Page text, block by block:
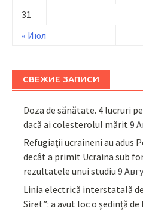
« Июл
31
СВЕЖИЕ ЗАПИСИ
Doza de sănătate. 4 lucruri
dacă ai colesterolul mărit 9
Refugiații ucraineni au adus
decât a primit Ucraina sub
rezultatele unui studiu 9
Linia electrică interstatală de
Siret”: a avut loc o ședință